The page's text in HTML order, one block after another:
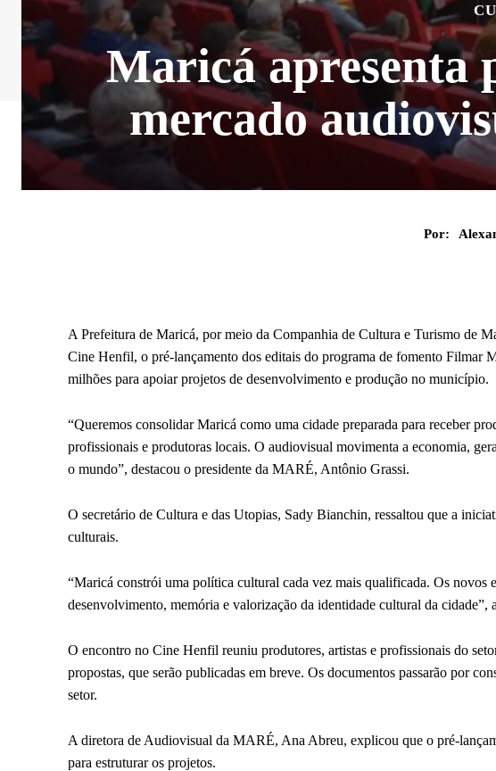
Maricá apresenta
mercado
Por:
A Prefeitura de Maricá, por meio da Companhia de Cultura e Turismo de
Cine Henfil, o pré-lançamento dos editais do programa de fomento Filmar
milhões para apoiar projetos de desenvolvimento e produção no município.
“Queremos consolidar Maricá como uma cidade preparada para receber
profissionais e produtoras locais. O audiovisual movimenta a economia,
o mundo”, destacou o presidente da MARÉ, Antônio Grassi.
O secretário de Cultura e das Utopias, Sady Bianchin, ressaltou que a
culturais.
“Maricá constrói uma política cultural cada vez mais qualificada. Os novos
desenvolvimento, memória e valorização da identidade cultural da cidade”,
O encontro no Cine Henfil reuniu produtores, artistas e profissionais do
propostas, que serão publicadas em breve. Os documentos passarão por
setor.
A diretora de Audiovisual da MARÉ, Ana Abreu, explicou que o pré-
para estruturar os projetos.